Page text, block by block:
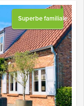
Superbe familiale